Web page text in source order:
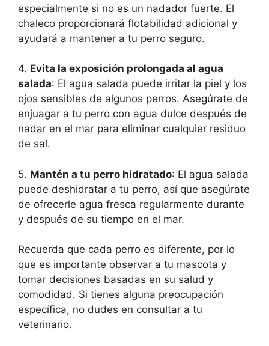
especialmente si no es un nadador fuerte. El
chaleco proporcionará flotabilidad adicional y
ayudará a mantener a tu perro seguro.
4. Evita la exposición prolongada al agua
salada: El agua salada puede irritar la piel y los
ojos sensibles de algunos perros. Asegúrate de
enjuagar a tu perro con agua dulce después de
nadar en el mar para eliminar cualquier residuo
de sal.
5. Mantén a tu perro hidratado: El agua salada
puede deshidratar a tu perro, así que asegúrate
de ofrecerle agua fresca regularmente durante
y después de su tiempo en el mar.
Recuerda que cada perro es diferente, por lo
que es importante observar a tu mascota y
tomar decisiones basadas en su salud y
comodidad. Si tienes alguna preocupación
específica, no dudes en consultar a tu
veterinario.